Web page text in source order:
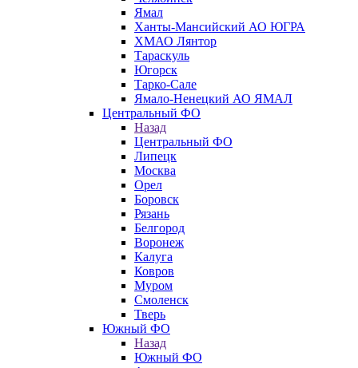
Ямал
Ханты-Мансийский АО ЮГРА
ХМАО Лянтор
Тараскуль
Югорск
Тарко-Сале
Ямало-Ненецкий АО ЯМАЛ
Центральный ФО
Назад
Центральный ФО
Липецк
Москва
Орел
Боровск
Рязань
Белгород
Воронеж
Калуга
Ковров
Муром
Смоленск
Тверь
Южный ФО
Назад
Южный ФО